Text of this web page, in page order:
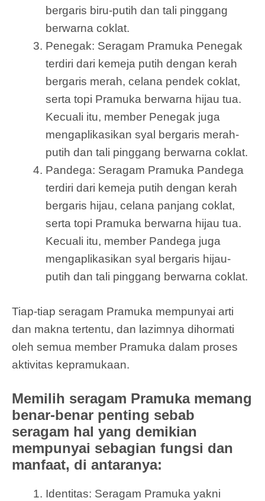
bergaris biru-putih dan tali pinggang
berwarna coklat.
Penegak: Seragam Pramuka Penegak
terdiri dari kemeja putih dengan kerah
bergaris merah, celana pendek coklat,
serta topi Pramuka berwarna hijau tua.
Kecuali itu, member Penegak juga
mengaplikasikan syal bergaris merah-
putih dan tali pinggang berwarna coklat.
Pandega: Seragam Pramuka Pandega
terdiri dari kemeja putih dengan kerah
bergaris hijau, celana panjang coklat,
serta topi Pramuka berwarna hijau tua.
Kecuali itu, member Pandega juga
mengaplikasikan syal bergaris hijau-
putih dan tali pinggang berwarna coklat.
Tiap-tiap seragam Pramuka mempunyai arti
dan makna tertentu, dan lazimnya dihormati
oleh semua member Pramuka dalam proses
aktivitas kepramukaan.
Memilih seragam Pramuka memang
benar-benar penting sebab
seragam hal yang demikian
mempunyai sebagian fungsi dan
manfaat, di antaranya:
Identitas: Seragam Pramuka yakni